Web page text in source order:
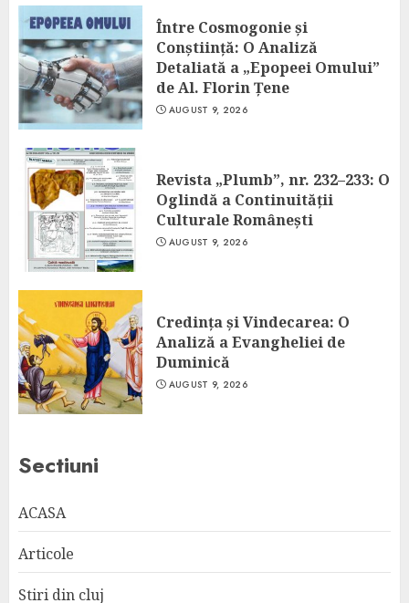
Între Cosmogonie și
Conștiință: O Analiză
Detaliată a „Epopeei Omului”
de Al. Florin Țene
AUGUST 9, 2026
Revista „Plumb”, nr. 232–233: O
Oglindă a Continuității
Culturale Românești
AUGUST 9, 2026
Credința și Vindecarea: O
Analiză a Evangheliei de
Duminică
AUGUST 9, 2026
Sectiuni
ACASA
Articole
Stiri din cluj